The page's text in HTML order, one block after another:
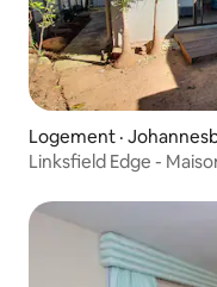
Logement ·
Linksfield Edge -